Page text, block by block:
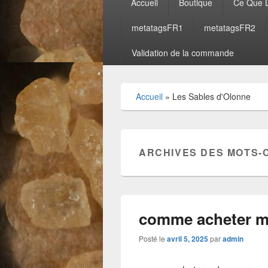
principal
metatagsFR1 metatagsFR2
Validation de la commande
Accueil » Les Sables d'Olonne
ARCHIVES DES MOTS-
comme acheter
Posté le avril 5, 2025paradmin